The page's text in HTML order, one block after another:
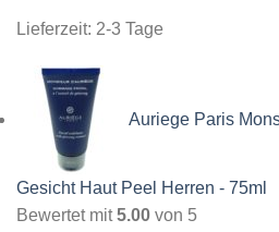
Lieferzeit: 2-3 Tage
Auriege Paris
Gesicht Haut Peel Herren - 75ml
Bewertet mit5.00 von 5